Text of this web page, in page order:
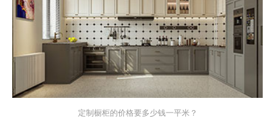
定制橱柜的价格要多少钱一平米？